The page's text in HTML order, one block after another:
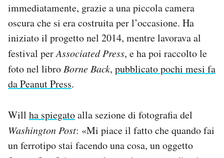
immediatamente, grazie a una piccola camera
oscura che si era costruita per l’occasione. Ha
iniziato il progetto nel 2014, mentre lavorava al
festival perAssociated Press, e ha poi raccolto le
foto nel libro Borne Back, pubblicato pochi mesi fa
da Peanut Press.
Will ha spiegatoalla sezione di fotografia del
Washington Post: «Mi piace il fatto che quando fai
un ferrotipo stai facendo una cosa, un oggetto